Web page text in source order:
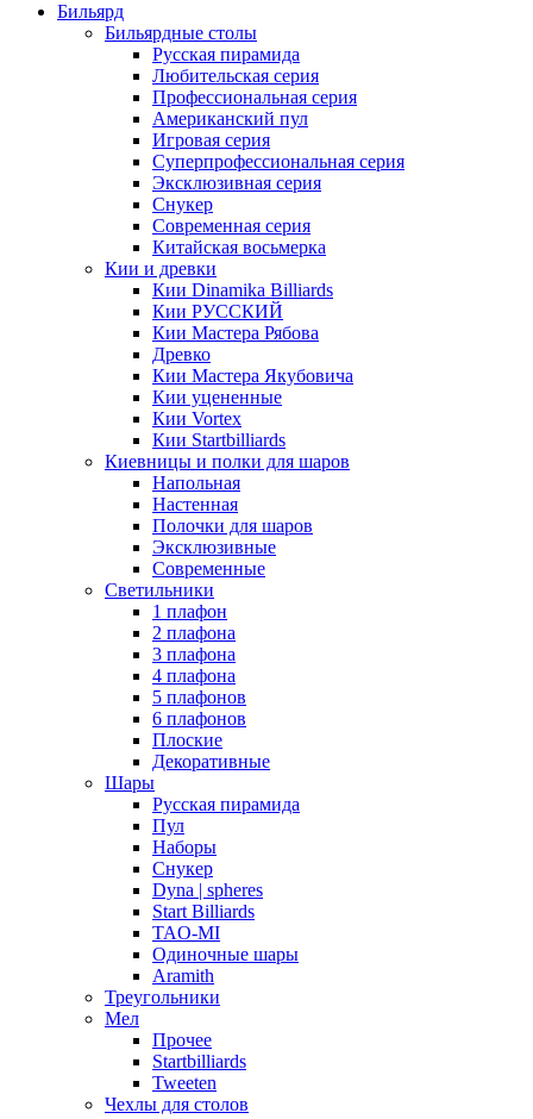
Бильярд
Бильярдные столы
Русская пирамида
Любительская серия
Профессиональная серия
Американский пул
Игровая серия
Суперпрофессиональная серия
Эксклюзивная серия
Снукер
Современная серия
Китайская восьмерка
Кии и древки
Кии Dinamika Billiards
Кии РУССКИЙ
Кии Мастера Рябова
Древко
Кии Мастера Якубовича
Кии уцененные
Кии Vortex
Кии Startbilliards
Киевницы и полки для шаров
Напольная
Настенная
Полочки для шаров
Эксклюзивные
Современные
Светильники
1 плафон
2 плафона
3 плафона
4 плафона
5 плафонов
6 плафонов
Плоские
Декоративные
Шары
Русская пирамида
Пул
Наборы
Снукер
Dyna | spheres
Start Billiards
TAO-MI
Одиночные шары
Aramith
Треугольники
Мел
Прочее
Startbilliards
Tweeten
Чехлы для столов